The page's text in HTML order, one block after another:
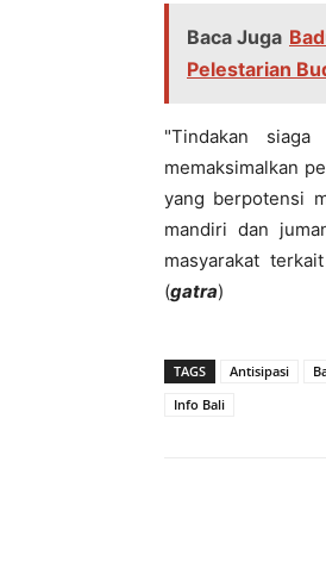
Baca Juga
Pelestarian
"Tindakan
memaksimalkan
yang berpotensi
mandiri dan
masyarakat
(gatra)
TAGS Antisipasi
Info Bali